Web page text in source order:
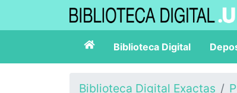
Biblioteca Digital
Biblioteca Digital Exactas